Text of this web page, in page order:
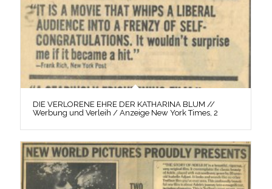
DIE VERLORENE EHRE DER KATHARINA BLUM //
Werbung und Verleih / Anzeige New York Times, 2